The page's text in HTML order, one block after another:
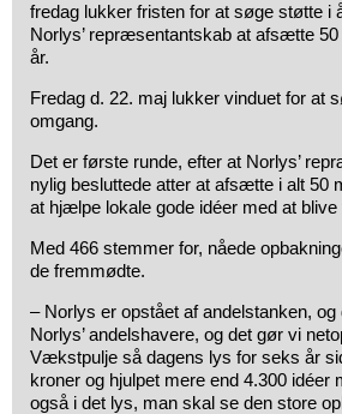
fredag lukker fristen for at søge støtte i
Norlys’ repræsentantskab at afsætte
år.
Fredag d. 22. maj lukker vinduet for at
omgang.
Det er første runde, efter at Norlys’
nylig besluttede atter at afsætte i alt 50
at hjælpe lokale gode idéer med at blive
Med 466 stemmer for, nåede
de fremmødte.
– Norlys er opstået af andelstanken,
Norlys’ andelshavere, og det gør vi
Vækstpulje så dagens lys for seks år
kroner og hjulpet mere end 4.300 idéer
også i det lys, man skal se den store